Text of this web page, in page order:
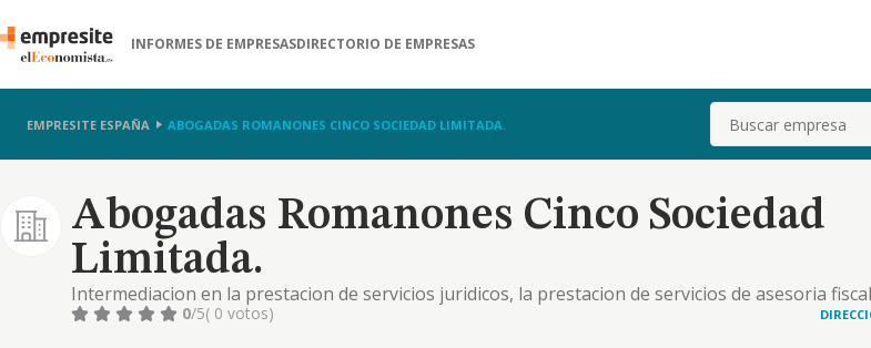
INFORMES DE EMPRESASDIRECTORIO DE EMPRESAS
EMPRESITE ESPAÑA ABOGADAS ROMANONES CINCO SOCIEDAD LIMITADA. Buscar
Abogadas Romanones Cinco Sociedad
Limitada.
Intermediacion en la prestacion de servicios juridicos, la prestacion de servicios de asesoria
0/5( 0 votos)